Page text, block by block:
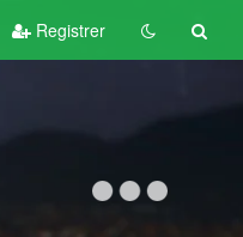
Registrer